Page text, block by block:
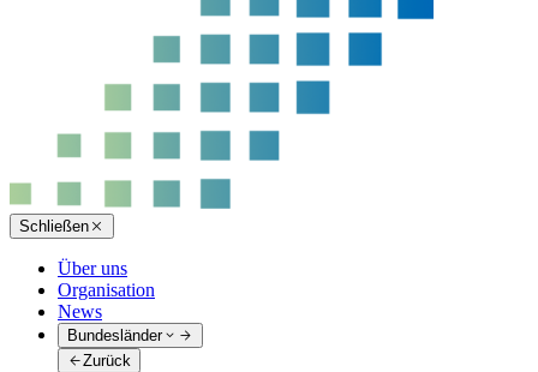
Schließen
Über uns
Organisation
News
Bundesländer
Zurück